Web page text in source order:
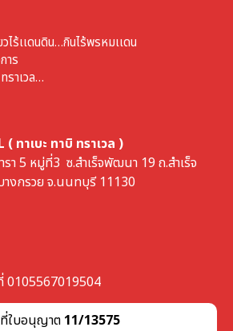
ไร้เเดนดิน…กินไร้พรหมเเดน
าร
ราเวล…
( ทาเบะ ทาบิ ทราเวล )
5 หมู่ที่3 ซ.สำเร็จพัฒนา 19 ถ.สำเร็จ
งกรวย จ.นนทบุรี 11130
0105567019504
ที่ใบอนุญาต 11/13575